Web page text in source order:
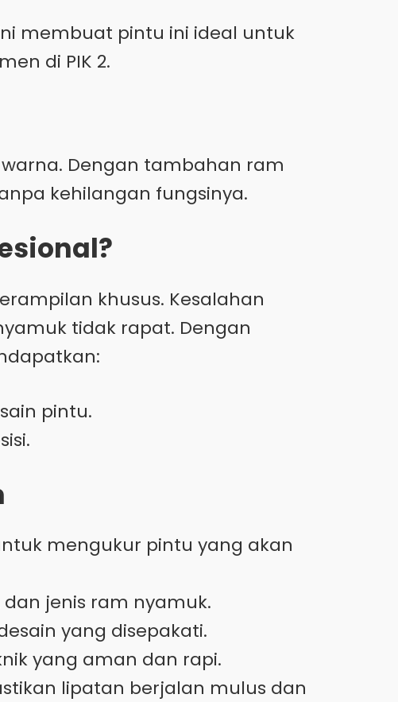
membuat pintu ini ideal untuk
di PIK 2.
Dengan tambahan ram
kehilangan fungsinya.
khusus. Kesalahan
tidak rapat. Dengan
pintu.
mengukur pintu yang akan
jenis ram nyamuk.
yang disepakati.
yang aman dan rapi.
lipatan berjalan mulus dan